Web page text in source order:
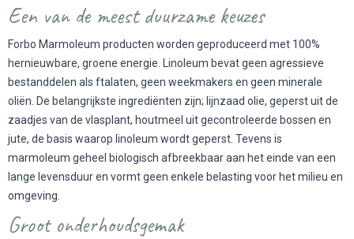
Een van de meest duurzame keuzes
Forbo Marmoleum producten worden geproduceerd met 100%
hernieuwbare, groene energie. Linoleum bevat geen agressieve
bestanddelen als ftalaten, geen weekmakers en geen minerale
oliën. De belangrijkste ingrediënten zijn; lijnzaad olie, geperst uit de
zaadjes van de vlasplant, houtmeel uit gecontroleerde bossen en
jute, de basis waarop linoleum wordt geperst. Tevens is
marmoleum geheel biologisch afbreekbaar aan het einde van een
lange levensduur en vormt geen enkele belasting voor het milieu en
omgeving.
Groot onderhoudsgemak